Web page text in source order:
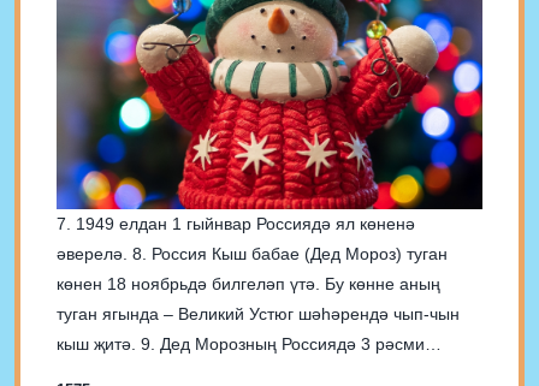
7. 1949 елдан 1 гыйнвар Россиядә ял көненә
әверелә. 8. Россия Кыш бабае (Дед Мороз) туган
көнен 18 ноябрьдә билгеләп үтә. Бу көнне аның
туган ягында – Великий Устюг шәһәрендә чып-чын
кыш җитә. 9. Дед Морозның Россиядә 3 рәсми